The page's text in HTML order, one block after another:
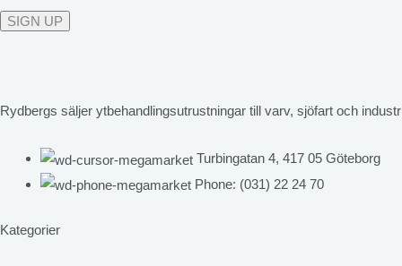
Rydbergs säljer ytbehandlingsutrustningar till varv, sjöfart och
Turbingatan 4, 417 05 Göteborg
Phone: (031) 22 24 70
Kategorier